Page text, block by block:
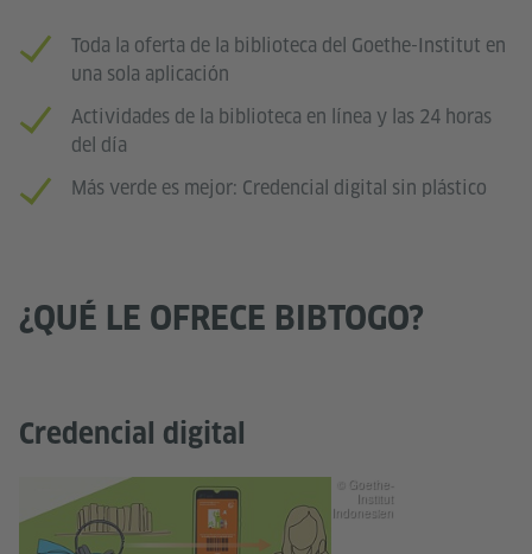
Toda la oferta de la biblioteca del Goethe-Institut en
una sola aplicación
Actividades de la biblioteca en línea y las 24 horas
del día
Más verde es mejor: Credencial digital sin plástico
¿QUÉ LE OFRECE BIBTOGO?
Credencial digital
© Goethe-
Institut
Indonesien